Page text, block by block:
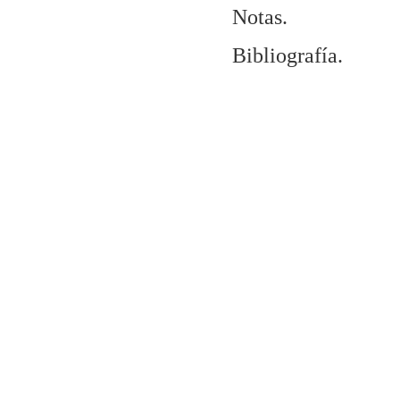
Notas.
Bibliografía.